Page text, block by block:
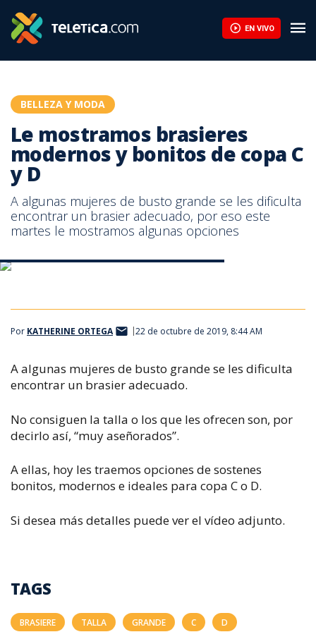
EN VIVO
BELLEZA Y MODA
Le mostramos brasieres
modernos y bonitos de copa C
y D
A algunas mujeres de busto grande se les dificulta
encontrar un brasier adecuado, por eso este
martes le mostramos algunas opciones
Por KATHERINE ORTEGA 22 de octubre de 2019, 8:44 AM
A algunas mujeres de busto grande se les dificulta
encontrar un brasier adecuado.
No consiguen la talla o los que les ofrecen son, por
decirlo así, “muy aseñorados”.
A ellas, hoy les traemos opciones de sostenes
bonitos, modernos e ideales para copa C o D.
Si desea más detalles puede ver el vídeo adjunto.
TAGS
BRASIERE TALLA GRANDE C D